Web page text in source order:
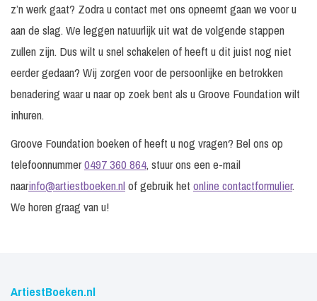
z’n werk gaat? Zodra u contact met ons opneemt gaan we voor u
aan de slag. We leggen natuurlijk uit wat de volgende stappen
zullen zijn. Dus wilt u snel schakelen of heeft u dit juist nog niet
eerder gedaan? Wij zorgen voor de persoonlijke en betrokken
benadering waar u naar op zoek bent als u Groove Foundation wilt
inhuren.
Groove Foundation boeken of heeft u nog vragen? Bel ons op
telefoonnummer0497 360 864, stuur ons een e-mail
naarinfo@artiestboeken.nlof gebruik het online contactformulier.
We horen graag van u!
ArtiestBoeken.nl